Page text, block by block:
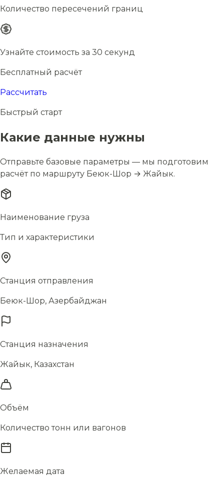
Количество пересечений границ
Узнайте стоимость за 30 секунд
Бесплатный расчёт
Рассчитать
Быстрый старт
Какие данные нужны
Отправьте базовые параметры — мы подготовим
расчёт по маршруту Беюк-Шор → Жайык.
Наименование груза
Тип и характеристики
Станция отправления
Беюк-Шор, Азербайджан
Станция назначения
Жайык, Казахстан
Объём
Количество тонн или вагонов
Желаемая дата